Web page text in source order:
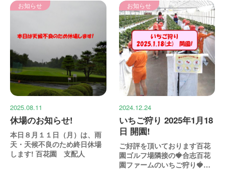
お知らせ
2025.08.11
休場のお知らせ!
本日８月１１日（月）は、雨
天・天候不良のため終日休場
します! 百花園 支配人
お知らせ
2024.12.24
いちご狩り 2025年1月18
日 開園!
ご好評を頂いております百花
園ゴルフ場隣接の🍓合志百花
園ファームのいちご狩り🍓